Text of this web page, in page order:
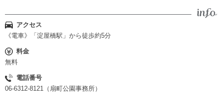
アクセス
《電車》「淀屋橋駅」から徒歩約5分
料金
無料
電話番号
06-6312-8121（扇町公園事務所）